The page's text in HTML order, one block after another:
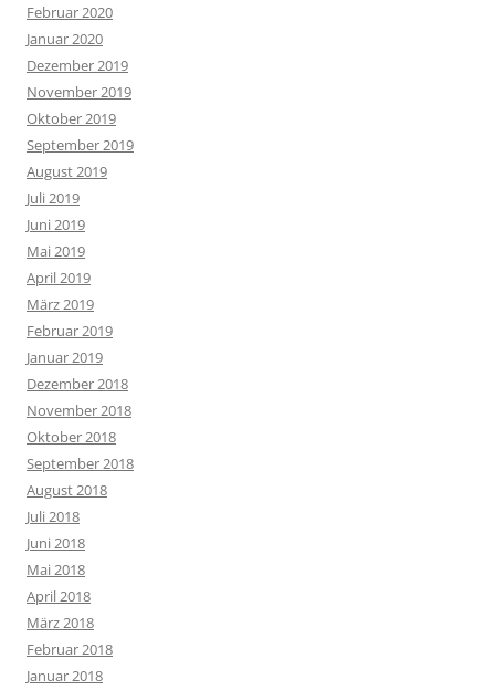
Februar 2020
Januar 2020
Dezember 2019
November 2019
Oktober 2019
September 2019
August 2019
Juli 2019
Juni 2019
Mai 2019
April 2019
März 2019
Februar 2019
Januar 2019
Dezember 2018
November 2018
Oktober 2018
September 2018
August 2018
Juli 2018
Juni 2018
Mai 2018
April 2018
März 2018
Februar 2018
Januar 2018